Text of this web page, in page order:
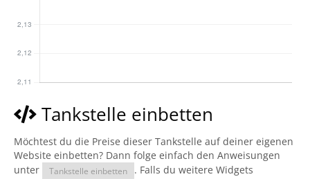
Tankstelle einbetten
Möchtest du die Preise dieser Tankstelle auf deiner eigenen
Website einbetten? Dann folge einfach den Anweisungen
unter
Tankstelle einbetten
. Falls du weitere Widgets